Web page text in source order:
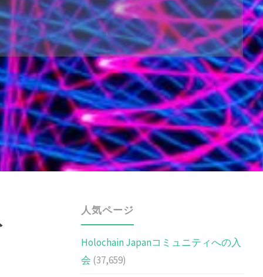
人気ページ
Holochain Japanコミュニティへの入
会 (37,659)